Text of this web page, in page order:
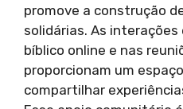
promove a construção
solidárias. As
bíblico online e nas
proporcionam um
compartilhar